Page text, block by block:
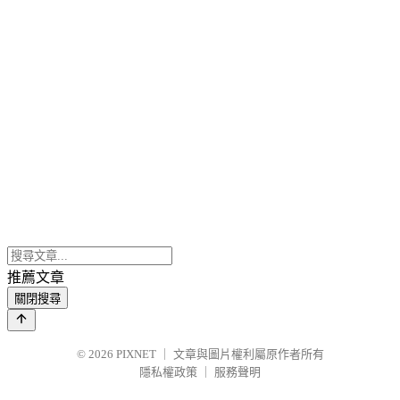
推薦文章
關閉搜尋
© 2026 PIXNET
文章與圖片權利屬原作者所有
隱私權政策
服務聲明